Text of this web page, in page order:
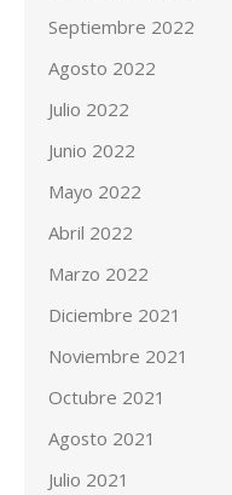
Septiembre 2022
Agosto 2022
Julio 2022
Junio 2022
Mayo 2022
Abril 2022
Marzo 2022
Diciembre 2021
Noviembre 2021
Octubre 2021
Agosto 2021
Julio 2021